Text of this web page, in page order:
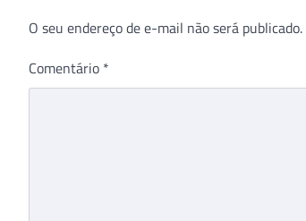
O seu endereço de e-mail não será publicado.
Comentário *